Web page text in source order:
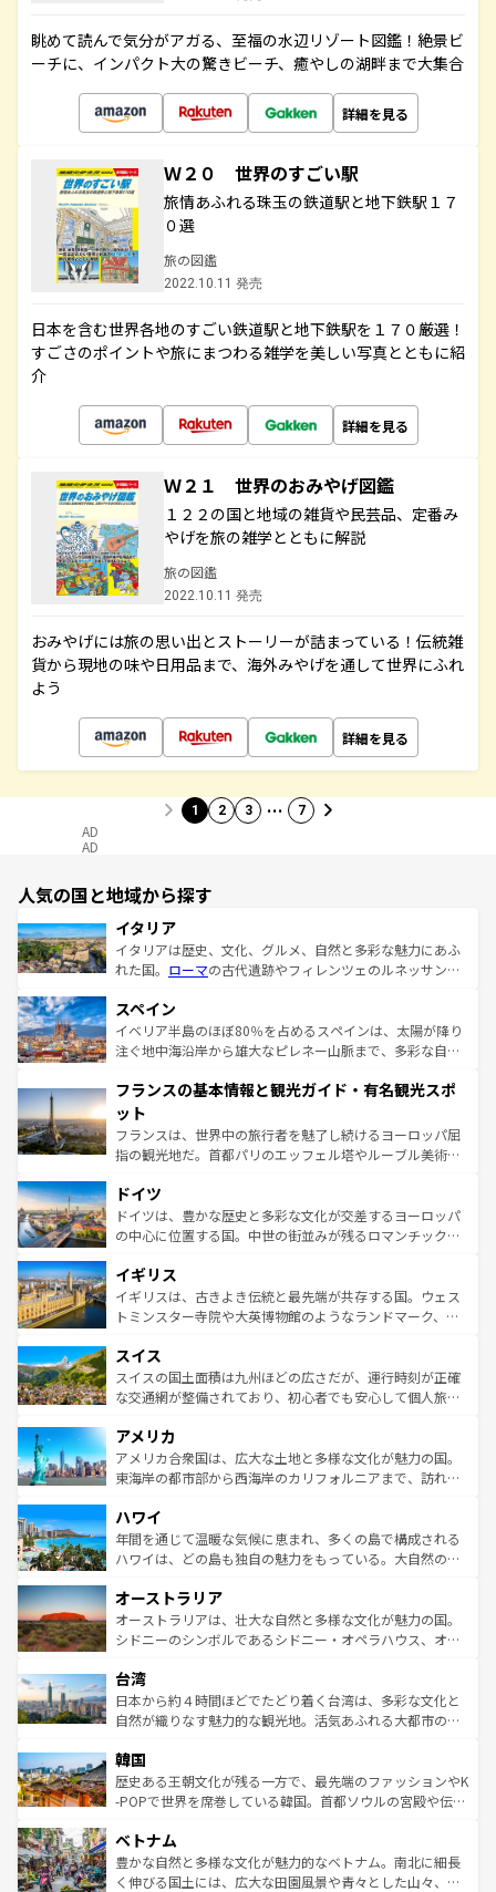
眺めて読んで気分がアガる、至福の水辺リゾート図鑑！絶景ビ
ーチに、インパクト大の驚きビーチ、癒やしの湖畔まで大集合
詳細を見る
Ｗ２０ 世界のすごい駅
旅情あふれる珠玉の鉄道駅と地下鉄駅１７
０選
旅の図鑑
2022.10.11 発売
日本を含む世界各地のすごい鉄道駅と地下鉄駅を１７０厳選！
すごさのポイントや旅にまつわる雑学を美しい写真とともに紹
介
詳細を見る
Ｗ２１ 世界のおみやげ図鑑
１２２の国と地域の雑貨や民芸品、定番み
やげを旅の雑学とともに解説
旅の図鑑
2022.10.11 発売
おみやげには旅の思い出とストーリーが詰まっている！伝統雑
貨から現地の味や日用品まで、海外みやげを通して世界にふれ
よう
詳細を見る
1 2 3 … 7
AD
AD
人気の国と地域から探す
イタリア
イタリアは歴史、文化、グルメ、自然と多彩な魅力にあふ
れた国。 ローマの古代遺跡やフィレンツェのルネッサンス
ろん、トスカーナの美しい田園風景やアマルフィ海岸の絶
景など、自然景観も見逃せない。観光の合間には、本場の
ピザやパスタなど、絶品のイタリア料理を堪能することも
ませてくれるイタリアで、忘れられない旅をしてみよう！
なお、新着のイタリア情報は
しい。
スペイン
イベリア半島のほぼ80％を占めるスペインは、太陽が降り
注ぐ地中海沿岸から雄大なピレネー山脈まで、多彩な自然
文化が根付くこの国では、情熱的なフラメンコ、熱気あふ
れる闘牛、そして美味しいタパスが生活の一部となってい
る。首都マドリードの洗練された雰囲気や、バルセロナの
アートに溢れた街角から、地方では古代ローマ遺跡や中世
せる。地方によって風土や気候が異なるスペインはその個
性で訪れる人を魅了する。 なお、新着のスペイン情報は コ
ンテンツ一覧を参照してほしい。
フランスの基本情報と観光ガイド・有名観光スポ
ット
フランスは、世界中の旅行者を魅了し続けるヨーロッパ屈
指の観光地だ。首都パリのエッフェル塔やルーブル美術館
で、幅広い魅力が詰まっている。華麗な宮殿、歴史的な大
聖堂、美しいビーチ、そして豊かな自然が、訪れる者を心
から魅了する。また、フランスは美食の国としても知ら
いる。シャンパンの発祥地であるランス、プロヴァンスの
香り高いラベンダー畑など、多彩な楽しみ方が可能だ。さ
らに、パリ以外の地域にも魅力が溢れており、どの街角に
れる地方に足を運ぶとそれぞれで全く異なる文化を体験で
きるだろう。 なお、新着のフランス情報はコンテンツ一覧
を参照してほしい。
ドイツ
ドイツは、豊かな歴史と多彩な文化が交差するヨーロッパ
の中心に位置する国。中世の街並みが残るロマンチック街
顔を持つこの国は、どこを歩いても飽きることがない。ベ
ルリンの文化的活気、バイエルン州のアルプスの絶景、そ
してライン川沿いのワイン畑といった風景は必見。ビール
は、お酒好きな人にはぜひ体験してほしい。 なお、新着の
ドイツ情報はコンテンツ一覧を参照してほしい。
イギリス
イギリスは、古きよき伝統と最先端が共存する国。ウェス
トミンスター寺院や大英博物館のようなランドマーク、歴
リアごとに異なる魅力がある。また、優雅なアフタヌーン
ティー、ビール好きにはたまらない英国パブ、サッカー観
戦など、本場だからこそできる体験も豊富。イギリスを旅
ンツ一覧を参照してほしい。
スイス
スイスの国土面積は九州ほどの広さだが、運行時刻が正確
な交通網が整備されており、初心者でも安心して個人旅行
の建物がそのまま残る町や、スイスならではのユニークな
博物館もあり、アルプス観光だけでなく町歩きも満喫する
ことができる。国民の所得が高いため物価も高いが、旅行
ば市内交通費無料で観光を楽しむこともできる。 なお、新
着のスイス情報はコンテンツ一覧 を参照してほしい。
アメリカ
アメリカ合衆国は、広大な土地と多様な文化が魅力の国。
東海岸の都市部から西海岸のカリフォルニアまで、訪れる
のような巨大都市は、観光、ショッピング、エンターテイ
ンメントが詰まった刺激的なスポットだ。一方、アメリカ
西部には大自然が広がり、グランドキャニオンやイエロー
部のニューオーリンズでは、音楽と美食が融合した独特の
文化が魅力。旅行者はアメリカの各地域で異なる魅力を楽
しみながら、その多様性と豊かな歴史を感じることができ
ならではの贅沢な旅のスタイルだ。 なお、新着のアメリカ
情報はコンテンツ一覧を参照してほしい。
ハワイ
年間を通じて温暖な気候に恵まれ、多くの島で構成される
ハワイは、どの島も独自の魅力をもっている。大自然の神
ワイ島は見逃せない。また、定番の観光地といえばオアフ
島だが、静かな自然を求めるならマウイ島やカウアイ島が
おすすめ。エメラルドグリーンに輝く海をはじめ、豊かな
れるおもてなしの心で訪れる人々を迎えてくれるハワイの
人々、おいしいローカルフードやハワイアンミュージッ
ク、伝統的なフラダンスなど、すべてがハワイの魅力を彩
ワイを、存分に味わってほしい。 なお、新着のハワイ情報
はコンテンツ一覧を参照してほしい。
オーストラリア
オーストラリアは、壮大な自然と多様な文化が魅力の国。
シドニーのシンボルであるシドニー・オペラハウス、オー
リアリーフや大陸中央部にそびえるウルル（エアーズロッ
ク）、タスマニアの美しい原生林やケアンズの熱帯雨林な
ど、見どころがたくさん。また、カフェやワイン、オージ
いる。アクティビティも充実しており、サーフィンやダイ
ビング、ハイキングなど、アウトドア好きにはたまらな
い。オーストラリアの多彩な魅力を存分に味わいつくそ
参照してほしい。
台湾
日本から約４時間ほどでたどり着く台湾は、多彩な文化と
自然が織りなす魅力的な観光地。活気あふれる大都市の台
ン）、静ひつな山岳地帯である台湾東部など、都市の喧騒
と山間の静けさが共存しており、訪れる人に新しい発見と
驚きをもたらしてくれる。また、奥深い台湾の食文化も魅
容にもいいと評判のスイーツなど、バラエティ豊かな料理
が味わえる。 なお、新着の台湾情報は コンテンツ一覧を参
照してほしい。
韓国
歴史ある王朝文化が残る一方で、最先端のファッションやK
-POPで世界を席巻している韓国。首都ソウルの宮殿や伝統
き、地方に足を延ばせば四季折々の自然美を楽しむことが
できる。そして、キムチや焼肉、絶品のストリートフード
まで、さまざまな韓国料理が待っている。夜には、韓国な
ベトナム
豊かな自然と多様な文化が魅力的なベトナム。南北に細長
く伸びる国土には、広大な田園風景や青々とした山々、世